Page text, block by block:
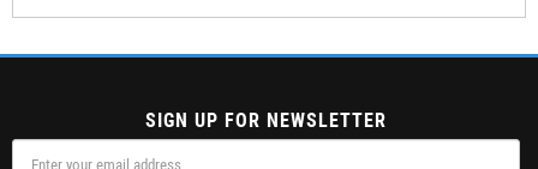
SIGN UP FOR NEWSLETTER